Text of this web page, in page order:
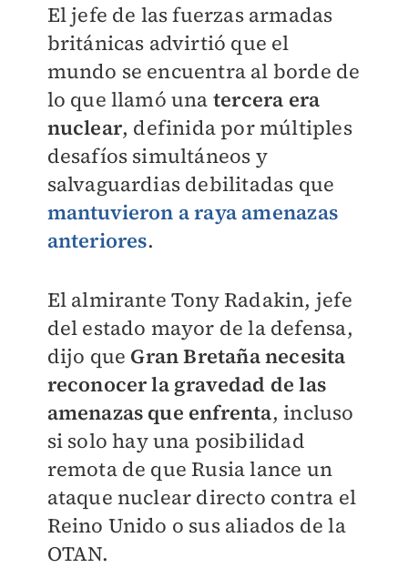
El jefe de las fuerzas armadas
británicas advirtió que el
mundo se encuentra al borde de
lo que llamó una tercera era
nuclear, definida por múltiples
desafíos simultáneos y
salvaguardias debilitadas que
mantuvieron a raya amenazas
anteriores.
El almirante Tony Radakin, jefe
del estado mayor de la defensa,
dijo que Gran Bretaña necesita
reconocer la gravedad de las
amenazas que enfrenta, incluso
si solo hay una posibilidad
remota de que Rusia lance un
ataque nuclear directo contra el
Reino Unido o sus aliados de la
OTAN.